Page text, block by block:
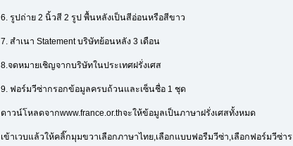
6. รูปถ่าย 2 นิ้วสี 2 รูป พื้นหลังเป็นสีอ่อนหรือสีขาว
7. สำเนา Statement บริษัทย้อนหลัง 3 เดือน
8.จดหมายเชิญจากบริษัทในประเทศฝรั่งเศส
9. ฟอร์มวีซ่ากรอกข้อมูลครบถ้วนและเซ็นชื่อ 1 ชุด
ดาวน์โหลดจากwww.france.or.thจะให้ข้อมูลเป็นภาษาฝรั่งเศสทั้งหมด
เข้าเวบแล้วให้คลิ๊กมุมขวาเลือกภาษาไทย,เลือกแบบฟอรืมวีซ่า,เลือกฟอร์มวีซ่า